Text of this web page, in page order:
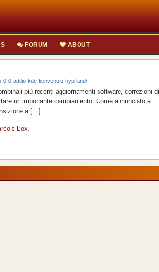
FORUM ABOUT
0-0-addio-kde-benvenuto-hyprland/
i più recenti aggiornamenti software, correzioni di
un importante cambiamento. Come annunciato a
a […]
Box.